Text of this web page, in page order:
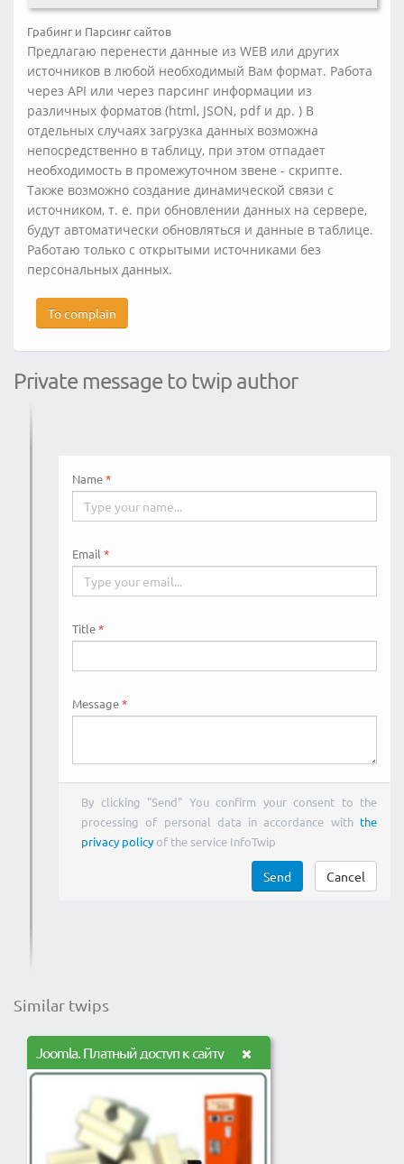
Грабинг и Парсинг сайтов
Предлагаю перенести данные из WEB или других
источников в любой необходимый Вам формат. Работа
через API или через парсинг информации из
различных форматов (html, JSON, pdf и др. ) В
отдельных случаях загрузка данных возможна
непосредственно в таблицу, при этом отпадает
необходимость в промежуточном звене - скрипте.
Также возможно создание динамической связи с
источником, т. е. при обновлении данных на сервере,
будут автоматически обновляться и данные в таблице.
Работаю только с открытыми источниками без
персональных данных.
To complain
Private message to twip author
Name
Email
Title
Message
By clicking "Send" You confirm your consent to the
processing of personal data in accordance with the
privacy policyof the service InfoTwip
Send Cancel
Similar twips
Joomla. Платный доступ к сайту